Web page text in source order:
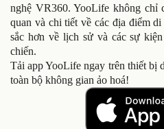
nghệ VR360. YooLife không chỉ
quan và chi tiết về các địa điểm
sắc hơn về lịch sử và các sự
chiến.
Tải app YooLife ngay trên thiết bị
toàn bộ không gian ảo hoá!